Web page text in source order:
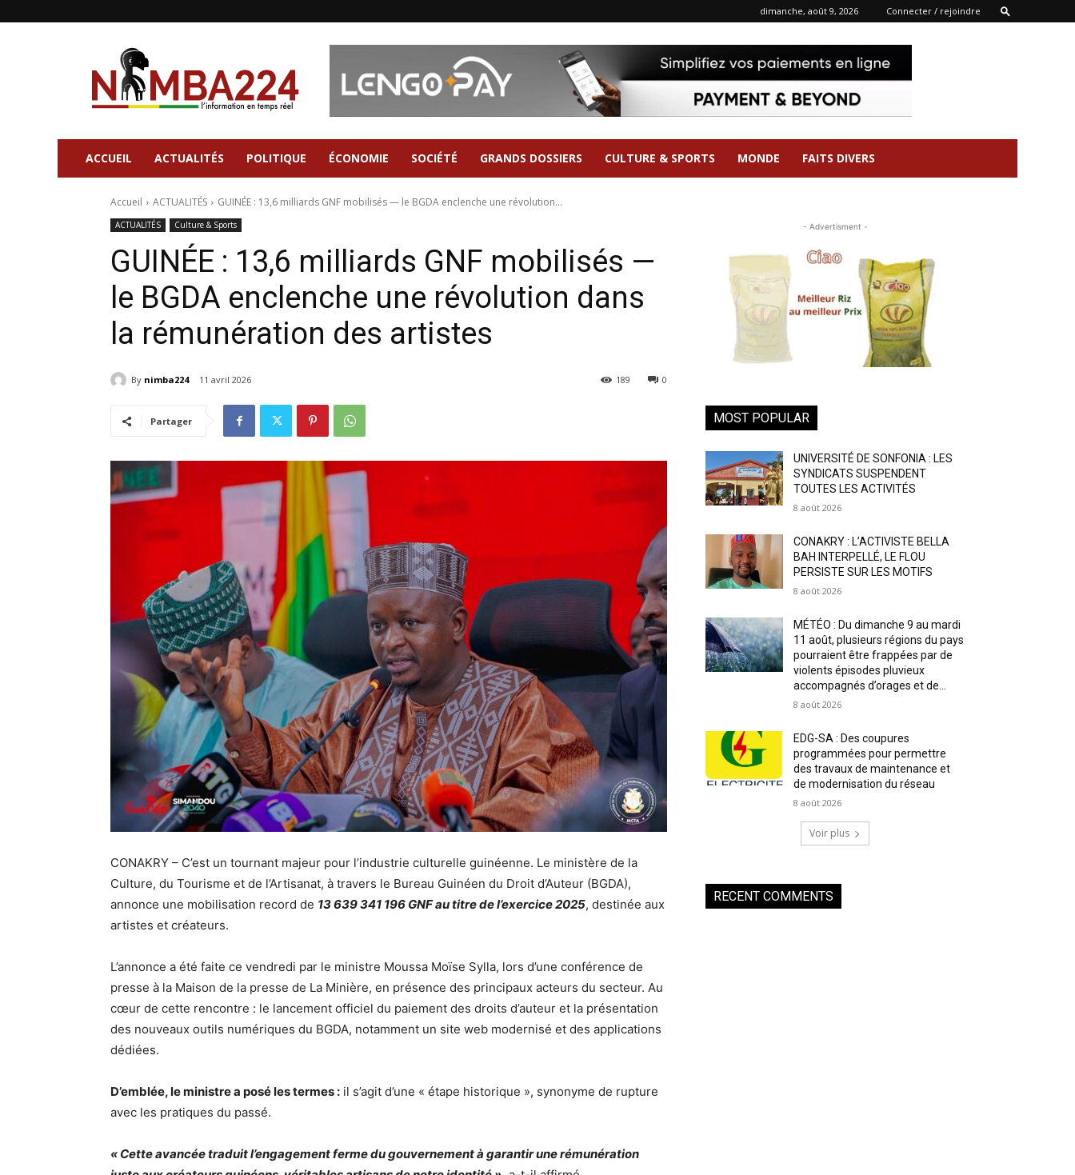
dimanche, août 9, 2026 Connecter / rejoindre
Nimba224
Site
d'information
ACCUEIL ACTUALITÉS POLITIQUE ÉCONOMIE SOCIÉTÉ GRANDS DOSSIERS CULTURE & SPORTS MONDE FAITS DIVERS
Accueil ACTUALITÉS GUINÉE : 13,6 milliards GNF mobilisés — le BGDA enclenche une révolution...
ACTUALITÉS Culture & Sports
GUINÉE : 13,6 milliards GNF mobilisés —
le BGDA enclenche une révolution dans
la rémunération des artistes
By nimba224 11 avril 2026 0
189
Partager
CONAKRY – C’est un tournant majeur pour l’industrie culturelle guinéenne. Le ministère de la
Culture, du Tourisme et de l’Artisanat, à travers le Bureau Guinéen du Droit d’Auteur (BGDA),
annonce une mobilisation record de 13 639 341 196 GNF au titre de l’exercice 2025, destinée aux
artistes et créateurs.
L’annonce a été faite ce vendredi par le ministre Moussa Moïse Sylla, lors d’une conférence de
presse à la Maison de la presse de La Minière, en présence des principaux acteurs du secteur. Au
cœur de cette rencontre : le lancement officiel du paiement des droits d’auteur et la présentation
des nouveaux outils numériques du BGDA, notamment un site web modernisé et des applications
dédiées.
D’emblée, le ministre a posé les termes : il s’agit d’une « étape historique », synonyme de rupture
avec les pratiques du passé.
« Cette avancée traduit l’engagement ferme du gouvernement à garantir une rémunération
- Advertisment -
MOST POPULAR
UNIVERSITÉ DE SONFONIA : LES
SYNDICATS SUSPENDENT
TOUTES LES ACTIVITÉS
8 août 2026
CONAKRY : L’ACTIVISTE BELLA
BAH INTERPELLÉ, LE FLOU
PERSISTE SUR LES MOTIFS
8 août 2026
MÉTÉO : Du dimanche 9 au mardi
11 août, plusieurs régions du pays
pourraient être frappées par de
violents épisodes pluvieux
accompagnés d’orages et de...
8 août 2026
EDG-SA : Des coupures
programmées pour permettre
des travaux de maintenance et
de modernisation du réseau
8 août 2026
Voir plus
RECENT COMMENTS